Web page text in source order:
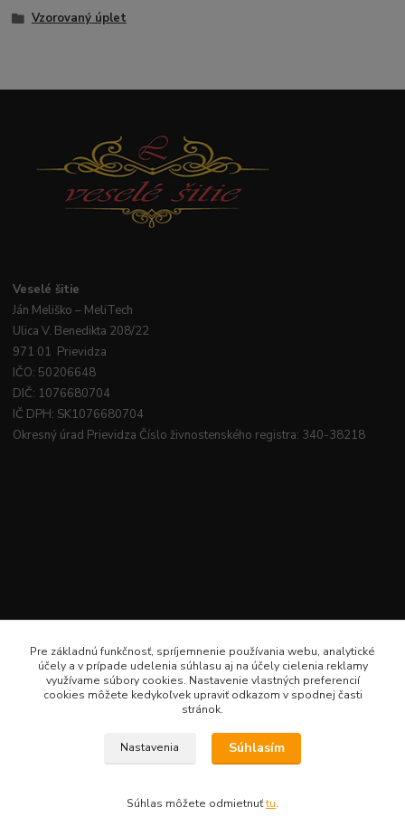
Vzorovaný úplet
Veselé šitie
Ján Meliško – MeliTech
Ulica V. Benedikta 208/22
971 01 Prievidza
IČO: 50206648
DIČ: 1076680704
IČ DPH: SK1076680704
Okresný úrad Prievidza Číslo živnostenského registra: 340-38218
lenkameliskovapd@gmail.com · Hotline: Lenka Melišková 0949 224 331
Pre základnú funkčnosť, spríjemnenie používania webu, analytické
účely a v prípade udelenia súhlasu aj na účely cielenia reklamy
využívame súbory cookies. Nastavenie vlastných preferencií
cookies môžete kedykoľvek upraviť odkazom v spodnej časti
stránok.
Nastavenia Súhlasím
Súhlas môžete odmietnuťtu.